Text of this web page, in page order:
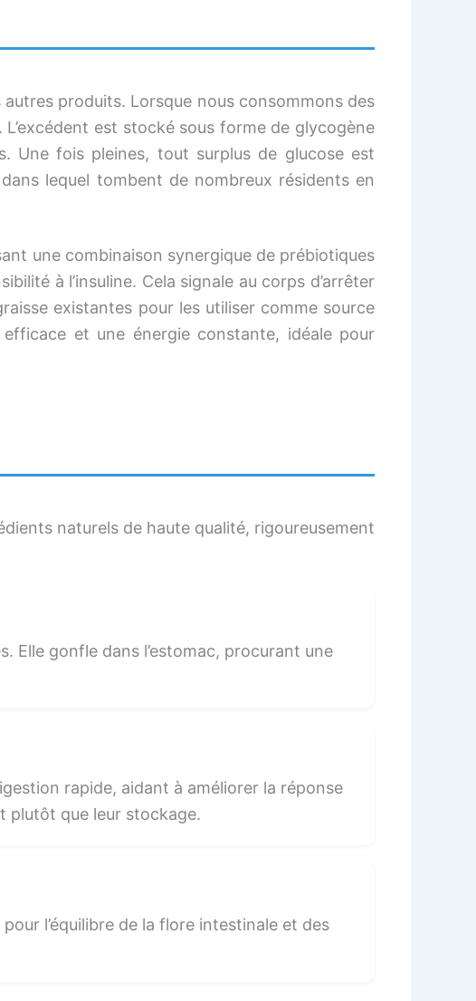
produits. Lorsque nous consommons des
est stocké sous forme de glycogène
Une fois pleines, tout surplus de glucose est
lequel tombent de nombreux résidents en
une combinaison synergique de prébiotiques
à l’insuline. Cela signale au corps d’arrêter
existantes pour les utiliser comme source
et une énergie constante, idéale pour
naturels de haute qualité, rigoureusement
Elle gonfle dans l’estomac, procurant une
rapide, aidant à améliorer la réponse
plutôt que leur stockage.
l’équilibre de la flore intestinale et des